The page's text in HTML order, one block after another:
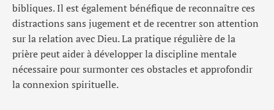
bibliques. Il est également bénéfique de reconnaître ces
distractions sans jugement et de recentrer son attention
sur la relation avec Dieu. La pratique régulière de la
prière peut aider à développer la discipline mentale
nécessaire pour surmonter ces obstacles et approfondir
la connexion spirituelle.